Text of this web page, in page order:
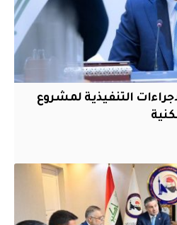
التنفيذية لمشروع